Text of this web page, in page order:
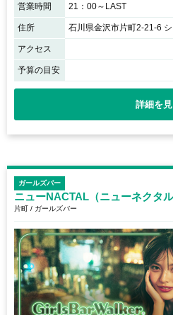
営業時間 21：00～LAST
住所 石川県金沢市片町2-21-6
アクセス
予算の目安
詳細を
ガールズバー
ニューNACTAL（ニューネクタル
片町 / ガールズバー